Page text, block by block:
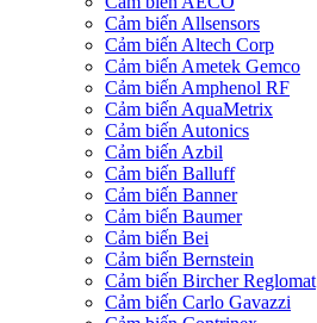
Cảm biến Allsensors
Cảm biến Altech Corp
Cảm biến Ametek Gemco
Cảm biến Amphenol RF
Cảm biến AquaMetrix
Cảm biến Autonics
Cảm biến Azbil
Cảm biến Balluff
Cảm biến Banner
Cảm biến Baumer
Cảm biến Bei
Cảm biến Bernstein
Cảm biến Bircher Reglomat
Cảm biến Carlo Gavazzi